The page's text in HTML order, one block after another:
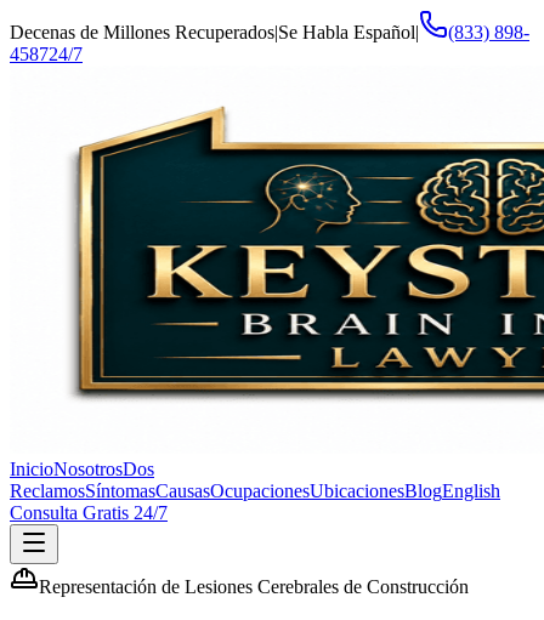
Decenas de Millones Recuperados|Se Habla Español|
(833) 898-
458724/7
InicioNosotrosDos
ReclamosSíntomasCausasOcupacionesUbicacionesBlogEnglish
Consulta Gratis 24/7
Representación de Lesiones Cerebrales de Construcción